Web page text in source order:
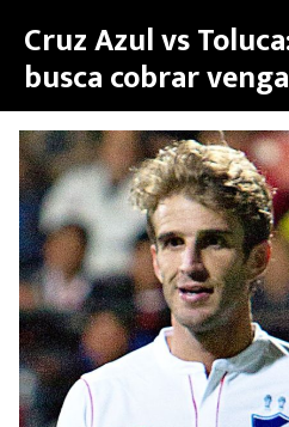
Cruz Azul vs
busca cobrar
cuenta pendiente
Anselmi en